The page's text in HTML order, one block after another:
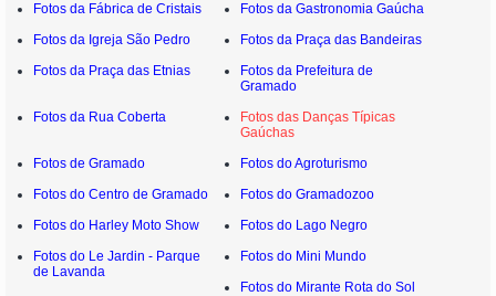
Fotos da Fábrica de Cristais
Fotos da Gastronomia Gaúcha
Fotos da Igreja São Pedro
Fotos da Praça das Bandeiras
Fotos da Praça das Etnias
Fotos da Prefeitura de
Gramado
Fotos da Rua Coberta
Fotos das Danças Típicas
Gaúchas
Fotos de Gramado
Fotos do Agroturismo
Fotos do Centro de Gramado
Fotos do Gramadozoo
Fotos do Harley Moto Show
Fotos do Lago Negro
Fotos do Le Jardin - Parque
de Lavanda
Fotos do Mini Mundo
Fotos do Mirante Rota do Sol